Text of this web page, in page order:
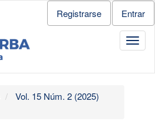
Registrarse Entrar
Vol. 15 Núm. 2 (2025)